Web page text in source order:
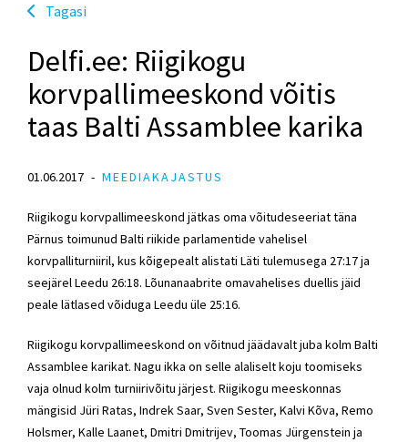
Tagasi
Delfi.ee: Riigikogu
korvpallimeeskond võitis
taas Balti Assamblee karika
01.06.2017 MEEDIAKAJASTUS
Riigikogu korvpallimeeskond jätkas oma võitudeseeriat täna
Pärnus toimunud Balti riikide parlamentide vahelisel
korvpalliturniiril, kus kõigepealt alistati Läti tulemusega 27:17 ja
seejärel Leedu 26:18. Lõunanaabrite omavahelises duellis jäid
peale lätlased võiduga Leedu üle 25:16.
Riigikogu korvpallimeeskond on võitnud jäädavalt juba kolm Balti
Assamblee karikat. Nagu ikka on selle alaliselt koju toomiseks
vaja olnud kolm turniirivõitu järjest. Riigikogu meeskonnas
mängisid Jüri Ratas, Indrek Saar, Sven Sester, Kalvi Kõva, Remo
Holsmer, Kalle Laanet, Dmitri Dmitrijev, Toomas Jürgenstein ja